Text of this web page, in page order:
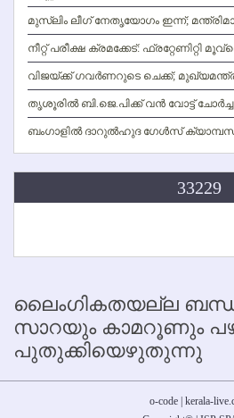
മുസ്ലിം ലീഗ് നേതൃയോഗം ഇന്ന്;
നീറ്റ് പരീക്ഷ ക്രമക്കേട്: ഫ്രറ്റേണിറ്റി
വിജയ്ക്ക് ഗവര്‍ണറുടെ ചെക്ക്;
തൃശൂരില്‍ ബി.ജെ.പിക്ക് വന്‍ വോട്ട് ചോര്‍ച്ച
ബംഗാളില്‍ ദാറുല്‍ഹുദ ഗേള്‍സ് ക്യാമ്പസ്
33229
ലൈംഗികതയല്ല
സാറയും കാമറൂണും
പുതുക്കിയെഴുതുന്നു
o-code | kerala-